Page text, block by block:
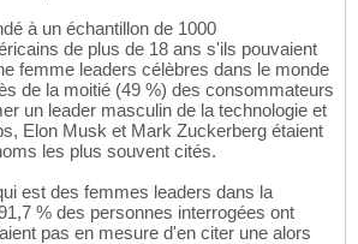
à un échantillon de 1000
de plus de 18 ans s'ils pouvaient
femme leaders célèbres dans le monde
de la moitié (49 %) des consommateurs
un leader masculin de la technologie et
Elon Musk et Mark Zuckerberg étaient
les plus souvent cités.
est des femmes leaders dans la
% des personnes interrogées ont
pas en mesure d'en citer une alors